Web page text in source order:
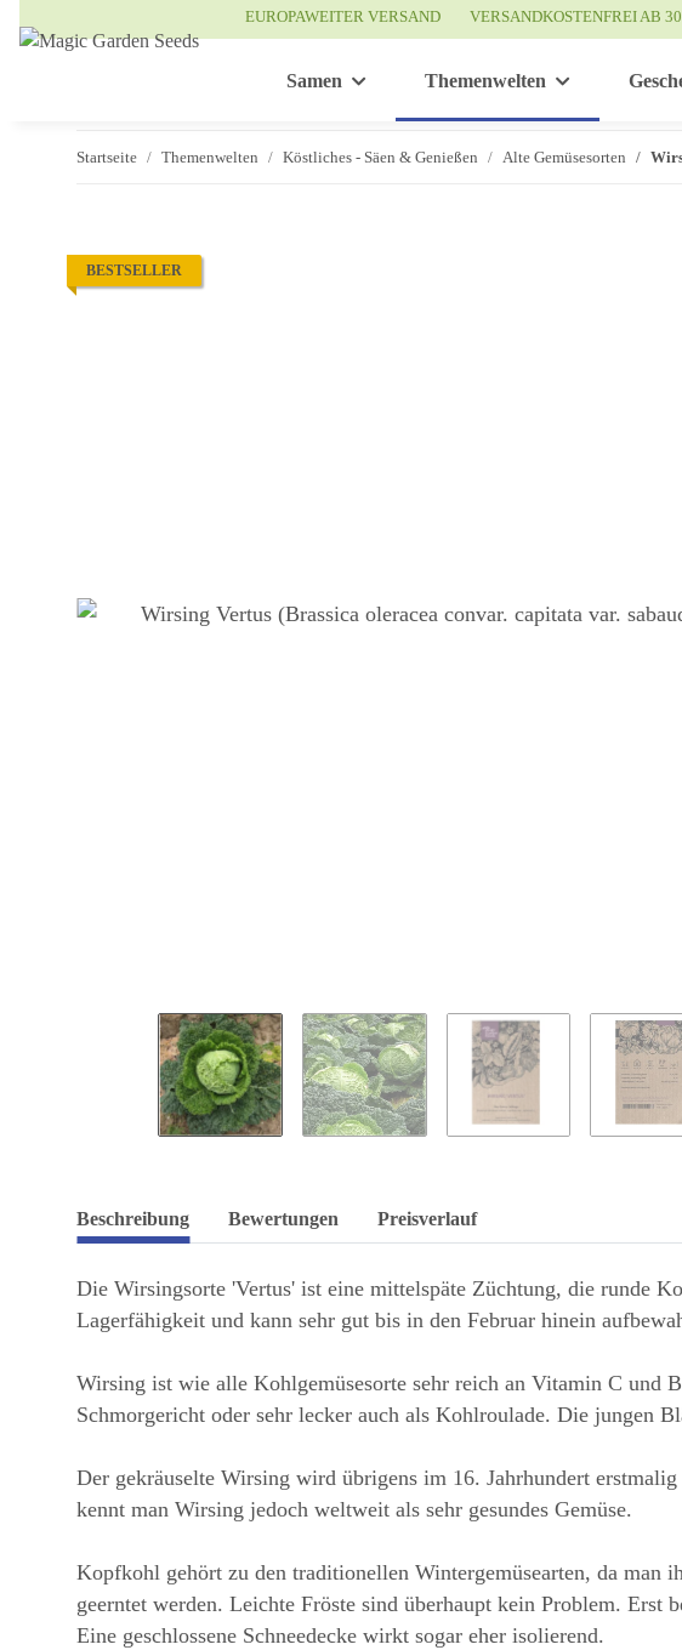
EUROPAWEITER VERSAND VERSANDKOSTENFREI AB
Samen Themenwelten
Startseite Themenwelten Köstliches - Säen & Genießen Alte Gemüsesorten
BESTSELLER
Beschreibung Bewertungen Preisverlauf
Die Wirsingsorte 'Vertus' ist eine mittelspäte Züchtung, die runde
Lagerfähigkeit und kann sehr gut bis in den Februar hinein
Wirsing ist wie alle Kohlgemüsesorte sehr reich an Vitamin C und
Schmorgericht oder sehr lecker auch als Kohlroulade. Die jungen
Der gekräuselte Wirsing wird übrigens im 16. Jahrhundert
kennt man Wirsing jedoch weltweit als sehr gesundes Gemüse.
Kopfkohl gehört zu den traditionellen Wintergemüsearten, da man
geerntet werden. Leichte Fröste sind überhaupt kein Problem. Erst
Eine geschlossene Schneedecke wirkt sogar eher isolierend.